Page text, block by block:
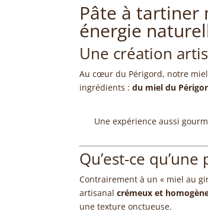
Pâte à tartiner
énergie
Une création
Au cœur du Périgord, notre
ingrédients :du miel du
Une expérience aussi
Qu’est-ce
Contrairement à un « miel au
artisanalcrémeux et
une texture onctueuse.